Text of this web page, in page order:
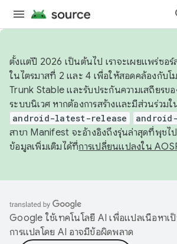
ตั้งแต่ปี 2026 เป็นต้นไป เราจะเผยแพร่ซอร์
ในไตรมาสที่ 2 และ 4 เพื่อให้สอดคล้องกับ
Trunk Stable และรับประกันความเสถียรข
ระบบนิเวศ หากต้องการสร้างและมีส่วนร่วม
android-latest-release
สาขา Manifest จะอ้างอิงถึงรุ่นล่าสุดที่พุชไ
ข้อมูลเพิ่มเติมได้ที่การเปลี่ยนแปลงใน
Google ใช้เทคโนโลยี AI เพื่อแปลเนื้อหา
การแปลโดย AI อาจมีข้อผิดพลาด